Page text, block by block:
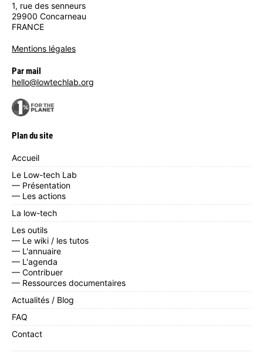
1, rue des senneurs
29900 Concarneau
FRANCE
Mentions légales
Par mail
hello@lowtechlab.org
Plan du site
Accueil
Le Low-tech Lab
— Présentation
— Les actions
La low-tech
Les outils
— Le wiki / les tutos
— L'annuaire
— L'agenda
— Contribuer
— Ressources documentaires
Actualités / Blog
FAQ
Contact